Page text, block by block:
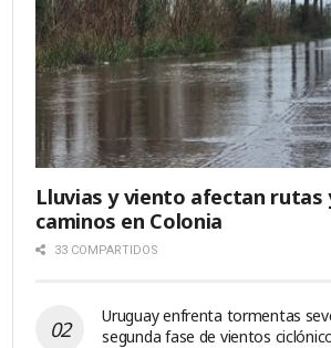
Lluvias y viento afectan rutas
caminos en Colonia
33 COMPARTIDOS
Uruguay enfrenta tormentas
segunda fase de vientos